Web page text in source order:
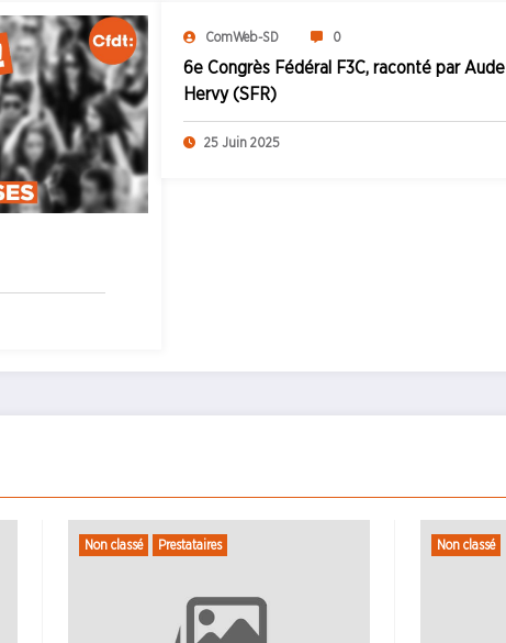
ComWeb-SD 0
6e Congrès Fédéral F3C, raconté par Aude
Hervy (SFR)
25 Juin 2025
Non classé